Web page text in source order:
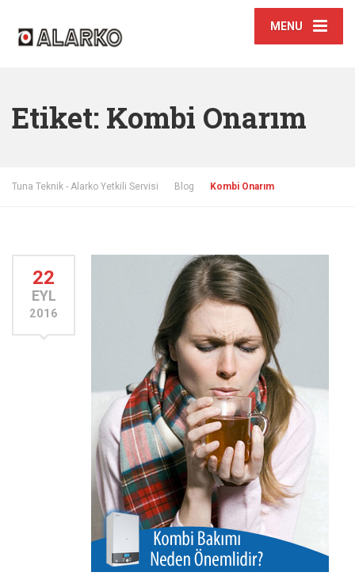
MENU
Etiket: Kombi Onarım
Tuna Teknik - Alarko Yetkili Servisi Blog Kombi Onarım
22
EYL
2016